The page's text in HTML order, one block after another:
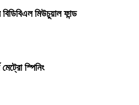
মিউচুয়াল ফান্ড
স্পিনিং